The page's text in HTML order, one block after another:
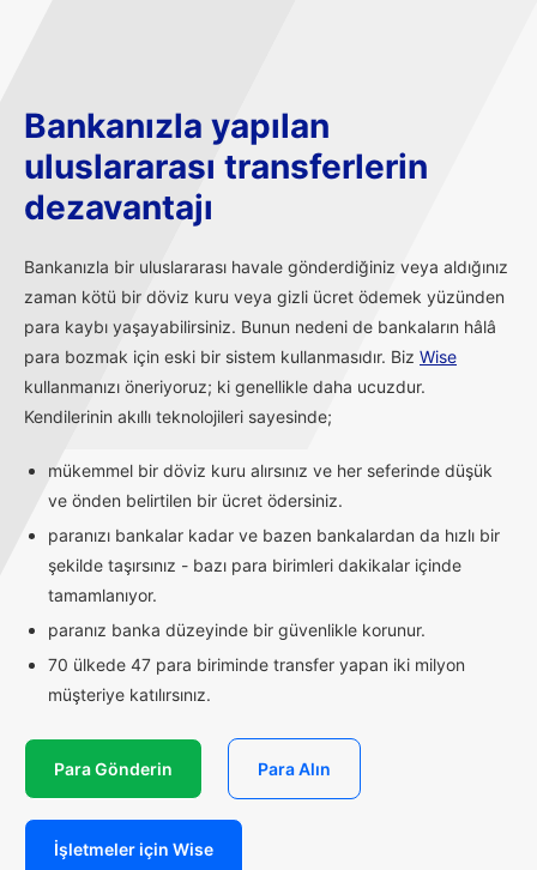
Bankanızla yapılan
uluslararası transferlerin
dezavantajı
Bankanızla bir uluslararası havale gönderdiğiniz veya aldığınız
zaman kötü bir döviz kuru veya gizli ücret ödemek yüzünden
para kaybı yaşayabilirsiniz. Bunun nedeni de bankaların hâlâ
para bozmak için eski bir sistem kullanmasıdır. Biz Wise
kullanmanızı öneriyoruz; ki genellikle daha ucuzdur.
Kendilerinin akıllı teknolojileri sayesinde;
mükemmel bir döviz kuru alırsınız ve her seferinde düşük
ve önden belirtilen bir ücret ödersiniz.
paranızı bankalar kadar ve bazen bankalardan da hızlı bir
şekilde taşırsınız - bazı para birimleri dakikalar içinde
tamamlanıyor.
paranız banka düzeyinde bir güvenlikle korunur.
70 ülkede 47 para biriminde transfer yapan iki milyon
müşteriye katılırsınız.
Para Gönderin Para Alın
İşletmeler için Wise